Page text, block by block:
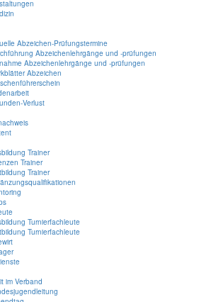
Abzeichen-Prüfungstermine
Abzeichenlehrgänge und -prüfungen
Abzeichenlehrgänge und -prüfungen
Abzeichen
Verlust
Trainer
Trainer
Trainer
Turnierfachleute
Turnierfachleute
im Verband